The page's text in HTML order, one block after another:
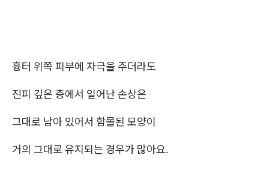
흉터 위쪽 피부에 자극을 주더라도
진피 깊은 층에서 일어난 손상은
그대로 남아 있어서 함몰된 모양이
거의 그대로 유지되는 경우가 많아요.